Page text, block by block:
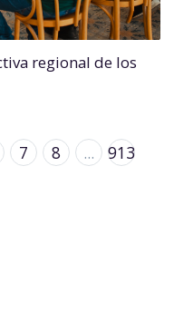
regional de los
7 8 ...
913